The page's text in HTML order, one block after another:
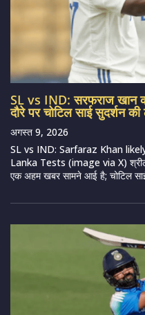
SL vs IND: सरफराज खान
दौरे पर चोटिल साई सुदर्शन
अगस्त 9, 2026
SL vs IND: Sarfaraz Khan
Lanka Tests (image via X)
एक अहम खबर सामने आई है; चोटिल